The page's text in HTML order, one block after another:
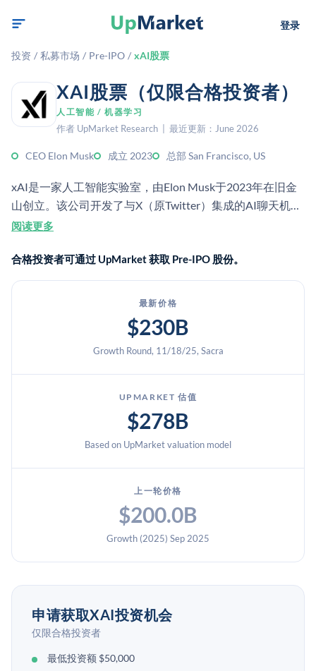
登录
投资 / 私募市场 / Pre-IPO / xAI股票
XAI股票（仅限合格投资者）
人工智能 / 机器学习
作者 UpMarket Research | 最近更新：June 2026
CEO Elon Musk 成立 2023 总部 San Francisco, US
xAI是一家人工智能实验室，由Elon Musk于2023年在旧金
山创立。该公司开发了与X（原Twitter）集成的AI聊天机器
人Grok，并利用X和SpaceX的实时数据训练大型语言模型。
较2024年的约1亿美元大幅增长。该公司运营着全球规模前
列的GPU集群之一（Colossus，超过10万个GPU），融资
总额超过200亿美元，估值达2300亿美元（Sacra，2025年
11月）。2026年1月，SpaceX以约2500亿美元的全股票交
易收购了xAI（Sacra），为xAI投资者提供了通过SpaceX预
期IPO实现流动性的途径。
阅读更多
合格投资者可通过 UpMarket 获取 Pre-IPO 股份。
最新价格
$230B
Growth Round, 11/18/25, Sacra
UPMARKET 估值
$278B
Based on UpMarket valuation model
上一轮价格
$200.0B
Growth (2025) Sep 2025
申请获取XAI投资机会
仅限合格投资者
最低投资额 $50,000